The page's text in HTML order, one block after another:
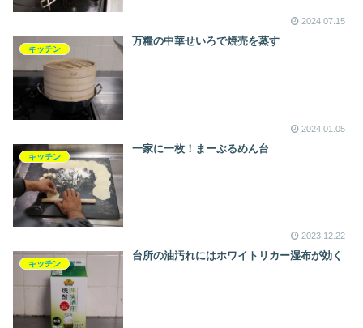
2024.07.15
キッチン
万糧の中華せいろで焼売を蒸す
2024.01.05
キッチン
一家に一枚！まーぶるめん台
2023.12.22
キッチン
台所の油汚れにはホワイトリカー湿布が効く